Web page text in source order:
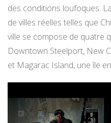
des conditions loufoques.
de villes réelles telles que
ville se compose de quatre
Downtown Steelport, New
et Magarac Island, une île